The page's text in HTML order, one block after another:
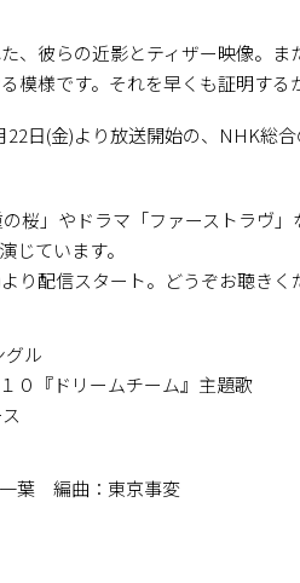
、彼らの近影とティザー映像。
模様です。それを早くも証明する
日(金)より放送開始の、NHK総
桜」やドラマ「ファーストラヴ
じています。
り配信スタート。どうぞお聴きく
グル
０『ドリームチーム』主題歌
葉 編曲：東京事変